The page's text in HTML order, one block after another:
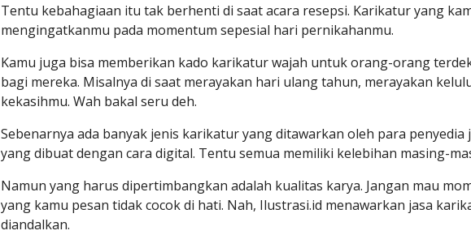
Tentu kebahagiaan itu tak berhenti di saat acara resepsi. Karikatur yang
mengingatkanmu pada momentum sepesial hari pernikahanmu.
Kamu juga bisa memberikan kado karikatur wajah untuk orang-orang
bagi mereka. Misalnya di saat merayakan hari ulang tahun, merayakan
kekasihmu. Wah bakal seru deh.
Sebenarnya ada banyak jenis karikatur yang ditawarkan oleh para
yang dibuat dengan cara digital. Tentu semua memiliki kelebihan masing-
Namun yang harus dipertimbangkan adalah kualitas karya. Jangan mau
yang kamu pesan tidak cocok di hati. Nah, Ilustrasi.id menawarkan jasa
diandalkan.